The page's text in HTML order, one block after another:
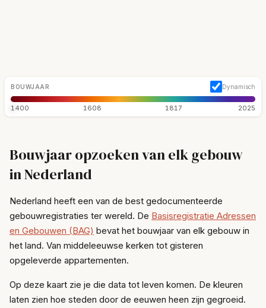
BOUWJAAR Dynamisch
1400 1608 1817 2025
Bouwjaar opzoeken van elk gebouw
in Nederland
Nederland heeft een van de best gedocumenteerde
gebouwregistraties ter wereld. De Basisregistratie Adressen
en Gebouwen (BAG) bevat het bouwjaar van elk gebouw in
het land. Van middeleeuwse kerken tot gisteren
opgeleverde appartementen.
Op deze kaart zie je die data tot leven komen. De kleuren
laten zien hoe steden door de eeuwen heen zijn gegroeid.